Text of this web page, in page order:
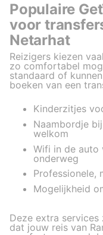
Populaire
voor
Netarhat
Reizigers kiezen
zo comfortabel
standaard of
boeken van een
Kinderzitjes
Naambordje
welkom
Wifi in de auto
onderweg
Professionele,
Mogelijkheid
Deze extra
dat jouw reis van